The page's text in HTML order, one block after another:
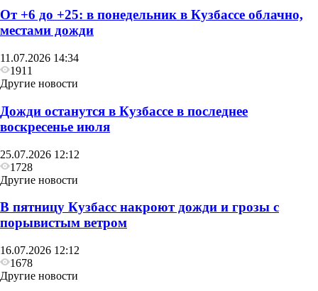
От +6 до +25: в понедельник в Кузбассе облачно,
местами дожди
11.07.2026 14:34
1911
Другие новости
Дожди останутся в Кузбассе в последнее
воскресенье июля
25.07.2026 12:12
1728
Другие новости
В пятницу Кузбасс накроют дожди и грозы с
порывистым ветром
16.07.2026 12:12
1678
Другие новости